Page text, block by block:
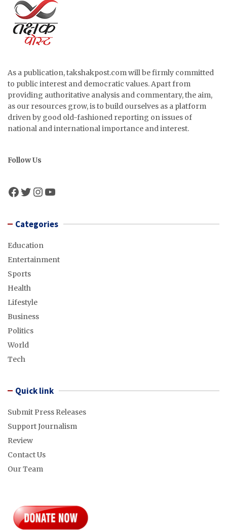
As a publication, takshakpost.com will be firmly committed
to public interest and democratic values. Apart from
providing authoritative analysis and commentary, the aim,
as our resources grow, is to build ourselves as a platform
driven by good old-fashioned reporting on issues of
national and international importance and interest.
Follow Us
Facebook
Twitter
Instagram
YouTube
Categories
Education
Entertainment
Sports
Health
Lifestyle
Business
Politics
World
Tech
Quick link
Submit Press Releases
Support Journalism
Review
Contact Us
Our Team